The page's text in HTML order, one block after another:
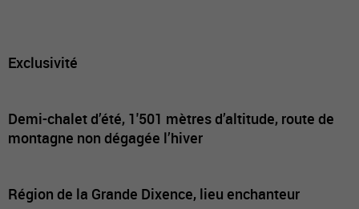
Exclusivité
Demi-chalet d’été, 1'501 mètres d’altitude, route de
montagne non dégagée l’hiver
Région de la Grande Dixence, lieu enchanteur